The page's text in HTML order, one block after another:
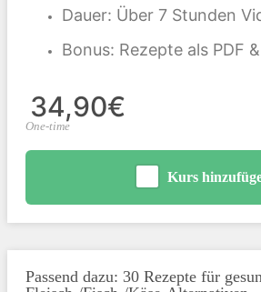
Dauer: Über 7 Stunden
Bonus: Rezepte als PDF
34,90€
One-time
Kurs
Passend dazu: 30 Rezepte für